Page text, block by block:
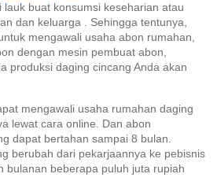
buat konsumsi keseharian atau
dan keluarga . Sehingga tentunya,
mengawali usaha abon rumahan,
dengan mesin pembuat abon,
produksi daging cincang Anda akan
mengawali usaha rumahan daging
lewat cara online. Dan abon
dapat bertahan sampai 8 bulan.
berubah dari pekarjaannya ke pebisnis
bulanan beberapa puluh juta rupiah